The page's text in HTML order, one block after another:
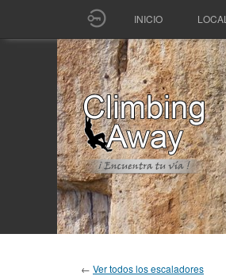
INICIO
← Ver todos los escaladores